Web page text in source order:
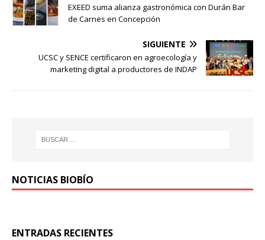
EXEED suma alianza gastronómica con Durán Bar
de Carnes en Concepción
SIGUIENTE
UCSC y SENCE certificaron en agroecología y
marketing digital a productores de INDAP
NOTICIAS BIOBÍO
ENTRADAS RECIENTES